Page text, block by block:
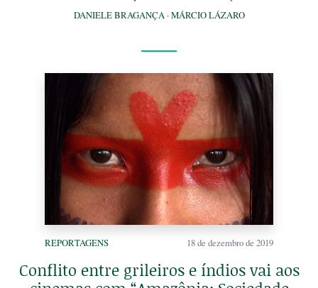
DANIELE BRAGANÇA·MÁRCIO LÁZARO
REPORTAGENS 18 de dezembro de 2019
Conflito entre grileiros e índios vai aos